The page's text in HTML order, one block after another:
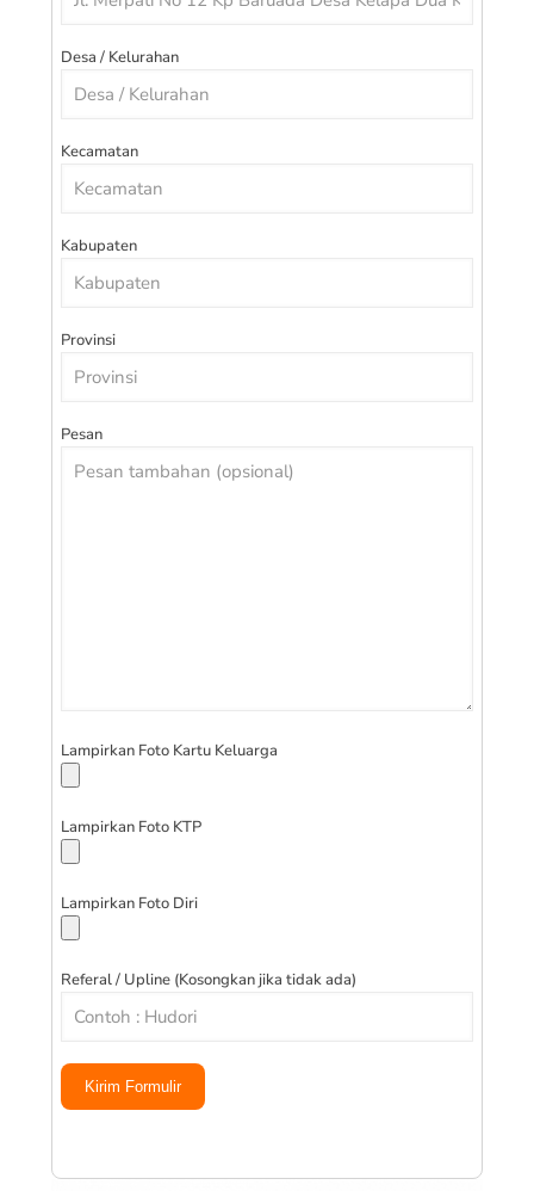
Desa / Kelurahan
Kecamatan
Kabupaten
Provinsi
Pesan
Lampirkan Foto Kartu Keluarga
Lampirkan Foto KTP
Lampirkan Foto Diri
Referal / Upline (Kosongkan jika tidak ada)